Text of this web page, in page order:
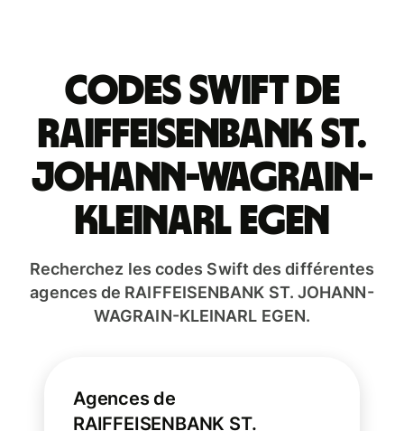
Codes Swift de
RAIFFEISENBANK ST.
JOHANN-WAGRAIN-
KLEINARL EGEN
Recherchez les codes Swift des différentes
agences de RAIFFEISENBANK ST. JOHANN-
WAGRAIN-KLEINARL EGEN.
Agences de
RAIFFEISENBANK ST.